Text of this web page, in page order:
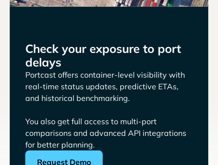
Check your exposure to port
delays
Portcast offers container-level visibility with
real-time status updates, predictive ETAs,
and historical benchmarking.
You also get full access to multi-port
comparisons and advanced API integrations
for better planning.
Request Demo